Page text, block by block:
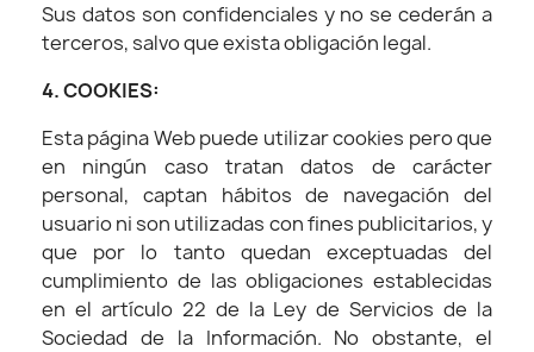
Sus datos son confidenciales y no se cederán a
terceros, salvo que exista obligación legal.
4. COOKIES:
Esta página Web puede utilizar cookies pero que
en ningún caso tratan datos de carácter
personal, captan hábitos de navegación del
usuario ni son utilizadas con fines publicitarios, y
que por lo tanto quedan exceptuadas del
cumplimiento de las obligaciones establecidas
en el artículo 22 de la Ley de Servicios de la
Sociedad de la Información. No obstante, el